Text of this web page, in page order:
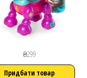
₴299
Придбати товар